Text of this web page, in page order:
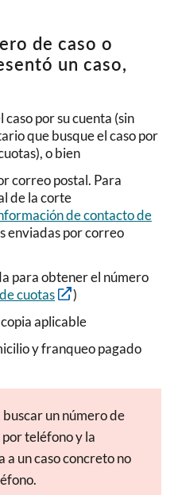
de caso o
un caso,
por su cuenta (sin
que busque el caso por
o bien
correo postal. Para
de la corte
de contacto de
enviadas por correo
para obtener el número
cuotas
)
aplicable
y franqueo pagado
un número de
teléfono y la
un caso concreto no